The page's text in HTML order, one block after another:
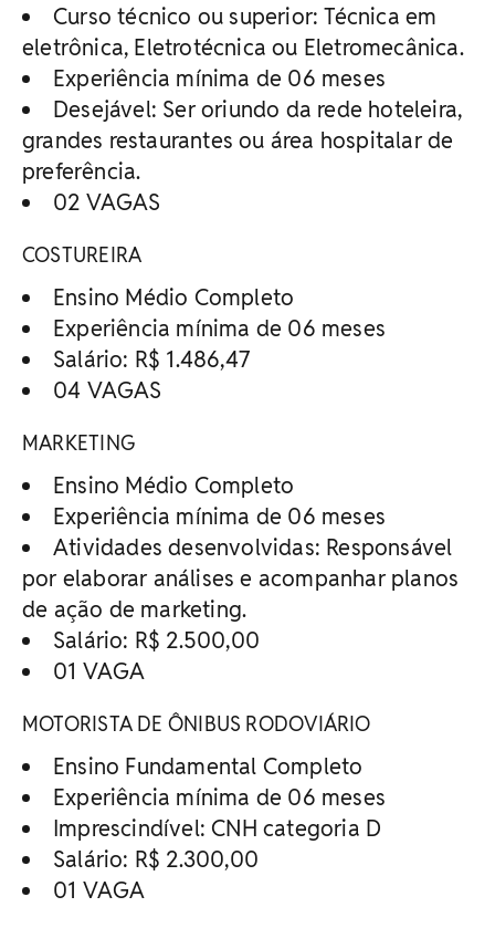
Curso técnico ou superior: Técnica em
eletrônica, Eletrotécnica ou Eletromecânica.
Experiência mínima de 06 meses
Desejável: Ser oriundo da rede hoteleira,
grandes restaurantes ou área hospitalar de
preferência.
02 VAGAS
COSTUREIRA
Ensino Médio Completo
Experiência mínima de 06 meses
Salário: R$ 1.486,47
04 VAGAS
MARKETING
Ensino Médio Completo
Experiência mínima de 06 meses
Atividades desenvolvidas: Responsável
por elaborar análises e acompanhar planos
de ação de marketing.
Salário: R$ 2.500,00
01 VAGA
MOTORISTA DE ÔNIBUS RODOVIÁRIO
Ensino Fundamental Completo
Experiência mínima de 06 meses
Imprescindível: CNH categoria D
Salário: R$ 2.300,00
01 VAGA